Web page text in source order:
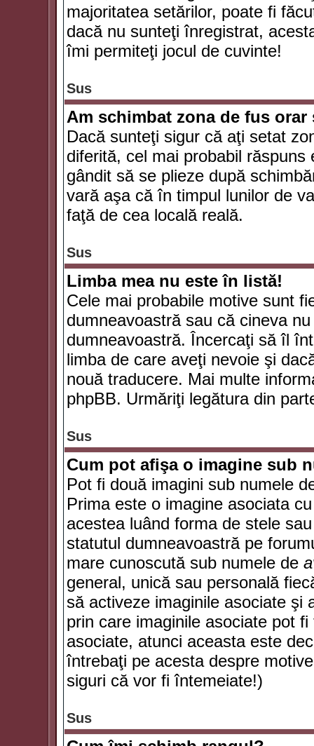
majoritatea setărilor, poate fi
dacă nu sunteţi înregistrat,
îmi permiteţi jocul de cuvinte!
Sus
Am schimbat zona de fus
Dacă sunteţi sigur că aţi setat
diferită, cel mai probabil
gândit să se plieze după
vară aşa că în timpul lunilor de
faţă de cea locală reală.
Sus
Limba mea nu este în listă!
Cele mai probabile motive sunt
dumneavoastră sau că cineva
dumneavoastră. Încercaţi să îl
limba de care aveţi nevoie şi
nouă traducere. Mai multe
phpBB. Urmăriţi legătura din
Sus
Cum pot afişa o imagine sub
Pot fi două imagini sub numele
Prima este o imagine asociata
acestea luând forma de stele
statutul dumneavoastră pe
mare cunoscută sub numele de
general, unică sau personală
să activeze imaginile asociate şi
prin care imaginile asociate pot
asociate, atunci aceasta este
întrebaţi pe acesta despre
siguri că vor fi întemeiate!)
Sus